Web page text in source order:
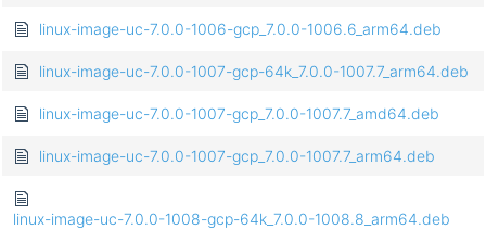
linux-image-uc-7.0.0-1006-gcp_7.0.0-1006.6_arm64.deb
linux-image-uc-7.0.0-1007-gcp-64k_7.0.0-1007.7_arm64.deb
linux-image-uc-7.0.0-1007-gcp_7.0.0-1007.7_amd64.deb
linux-image-uc-7.0.0-1007-gcp_7.0.0-1007.7_arm64.deb
linux-image-uc-7.0.0-1008-gcp-64k_7.0.0-1008.8_arm64.deb